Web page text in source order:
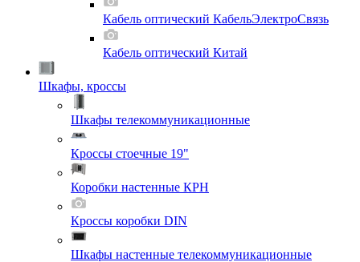
Кабель оптический КабельЭлектроСвязь
Кабель оптический Китай
Шкафы, кроссы
Шкафы телекоммуникационные
Кроссы стоечные 19"
Коробки настенные КРН
Кроссы коробки DIN
Шкафы настенные телекоммуникационные